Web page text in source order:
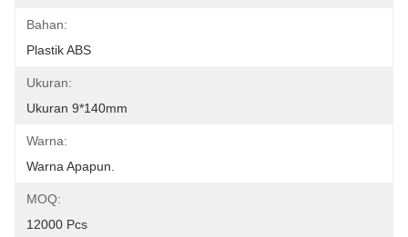
Bahan:
Plastik ABS
Ukuran:
Ukuran 9*140mm
Warna:
Warna Apapun.
MOQ:
12000 Pcs